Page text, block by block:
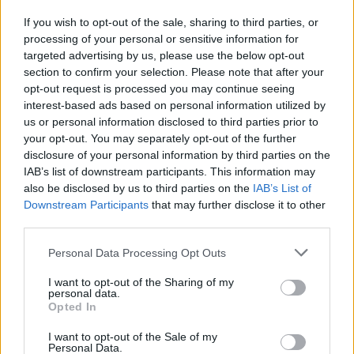
If you wish to opt-out of the sale, sharing to third parties, or
processing of your personal or sensitive information for
targeted advertising by us, please use the below opt-out
section to confirm your selection. Please note that after your
opt-out request is processed you may continue seeing
interest-based ads based on personal information utilized by
us or personal information disclosed to third parties prior to
your opt-out. You may separately opt-out of the further
disclosure of your personal information by third parties on the
IAB’s list of downstream participants. This information may
also be disclosed by us to third parties on the IAB’s List of
Downstream Participants that may further disclose it to other
Please note that this website/app uses one or more Google
not limited to your visit or usage behaviour. You may click to
grant or deny consent to Google and its third-party tags to
use your data for below specified purposes in below Google
consent section.
Personal Data Processing Opt Outs
I want to opt-out of the Sharing of my
personal data.
Opted In
I want to opt-out of the Sale of my
Personal Data.
Polémica con la política de
privacidad de Instagram
2 abril, 2020
Llega la cámara Instagram –
Camara digital Socialmatic,
polaroid
Como subir vídeos a Instagram: la
guía